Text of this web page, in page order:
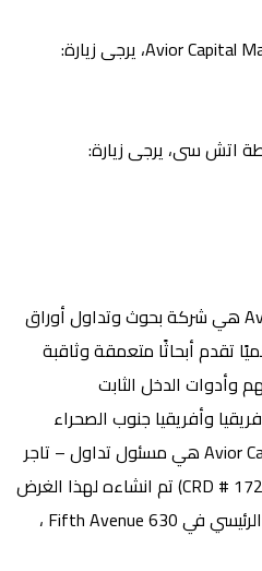
Avior Capital، يرجى زيارة:
اتش سى، يرجى زيارة:
Avior Capital Markets (Pty) Ltd هي شركة بحوث وتداول أوراق
تقدم أبحاثًا متعمقة وثاقبة
الدخل الثابت
وأفريقيا جنوب الصحراء
الكبرى. Avior Capital Markets US LLC هي مسئول تداول – تاجر
مسجل لدىFINRA بكود (CRD # 172595) تم انشاءه لهذا الغرض
في ولاية ديلاوير ويقع مقرها الرئيسي في 630 Fifth Avenue ،